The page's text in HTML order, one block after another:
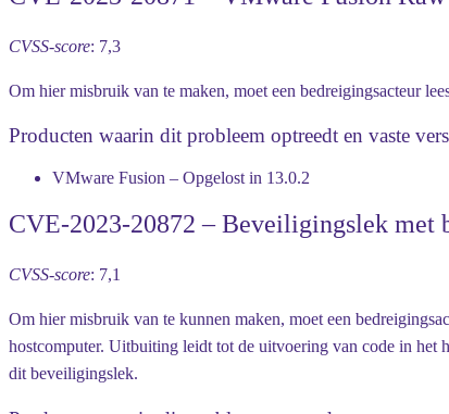
CVSS-score: 7,3
Om hier misbruik van te maken, moet een bedreigingsacteur
Producten waarin dit probleem optreedt en vaste
VMware Fusion – Opgelost in 13.0.2
CVE-2023-20872 – Beveiligingslek met
CVSS-score: 7,1
Om hier misbruik van te kunnen maken, moet een
hostcomputer. Uitbuiting leidt tot de uitvoering van code in het
dit beveiligingslek.